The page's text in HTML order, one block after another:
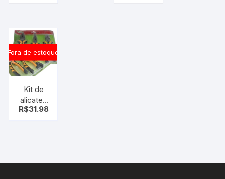
Fora de estoque
Kit de
alicates
3pçs –
R$31.98